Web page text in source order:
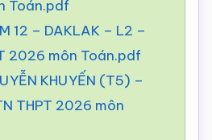
Toán.pdf
12 – DAKLAK – L2 –
2026 môn Toán.pdf
KHUYẾN (T5) –
THPT 2026 môn